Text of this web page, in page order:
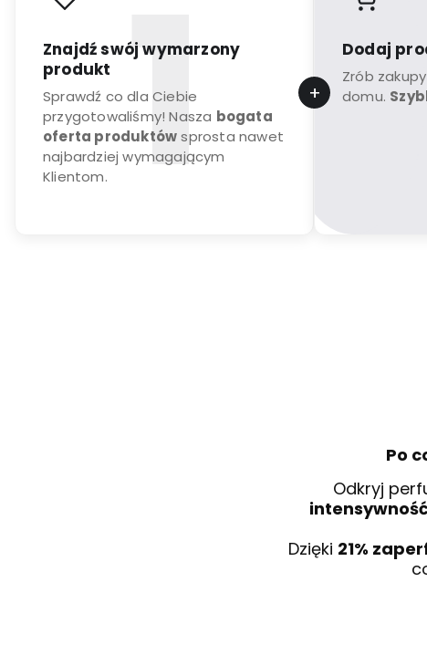
Znajdź swój wymarzony
produkt
Sprawdź co dla Ciebie
przygotowaliśmy! Nasza bogata
oferta produktówsprosta nawet
najbardziej wymagającym
Klientom.
Dodaj
Zrób
domu.
Po
Odkryj
Dzięki 21%